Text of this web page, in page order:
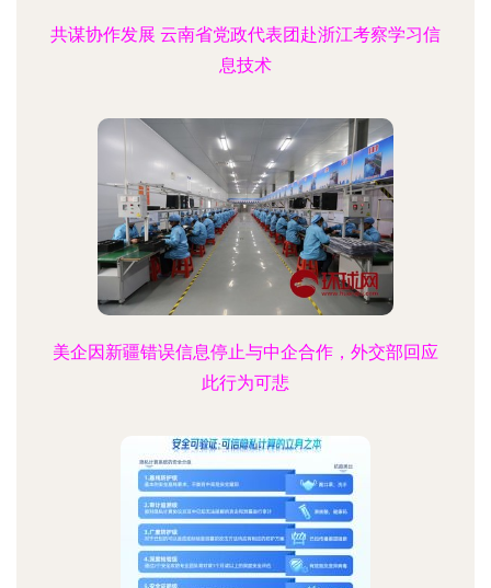
共谋协作发展 云南省党政代表团赴浙江考察学习信
息技术
美企因新疆错误信息停止与中企合作，外交部回应
此行为可悲